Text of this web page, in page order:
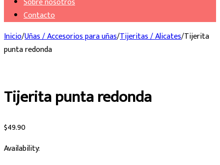
Contacto
Inicio/Uñas / Accesorios para uñas/Tijeritas / Alicates/Tijerita
punta redonda
Tijerita punta redonda
$49.90
Availability: